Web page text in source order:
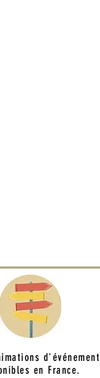
d'événement
en France.